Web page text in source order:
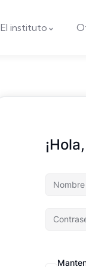
El instituto